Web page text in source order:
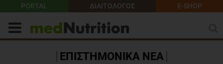
PORTAL ΔΙΑΙΤΟΛΟΓΟΣ E-SHOP
ΕΠΙΣΤΗΜΟΝΙΚΑ ΝΕΑ